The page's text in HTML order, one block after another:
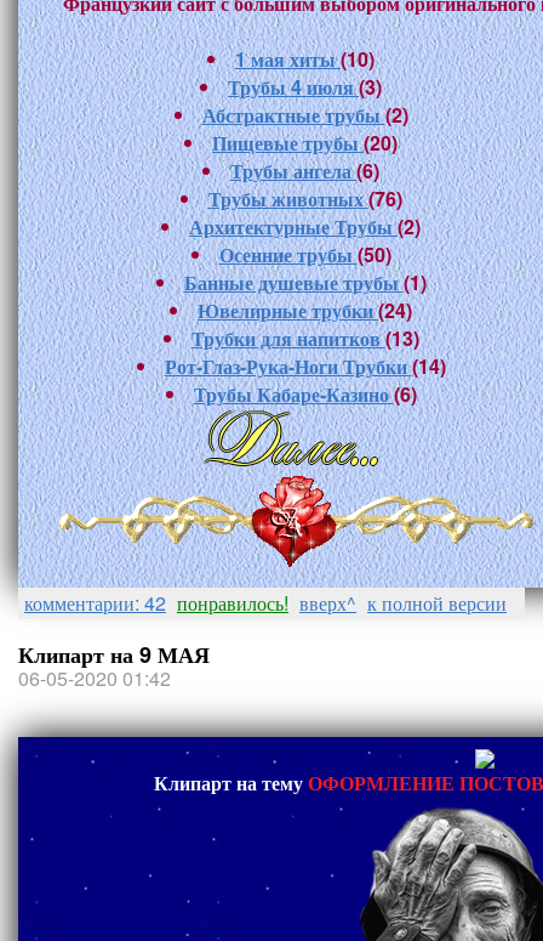
1 мая хиты(10)
Трубы 4 июля(3)
Абстрактные трубы(2)
Пищевые трубы(20)
Трубы ангела(6)
Трубы животных(76)
Архитектурные Трубы(2)
Осенние трубы(50)
Банные душевые трубы(1)
Ювелирные трубки(24)
Трубки для напитков(13)
Рот-Глаз-Рука-Ноги Трубки(14)
Трубы Кабаре-Казино(6)
комментарии: 42 понравилось! вверх^ к полной версии
Клипарт на 9 МАЯ
06-05-2020 01:42
Клипарт на темуОФОРМЛЕНИЕ